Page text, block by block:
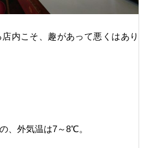
内こそ、趣があって悪くはあり
、外気温は7～8℃。